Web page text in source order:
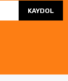
KAYDOL